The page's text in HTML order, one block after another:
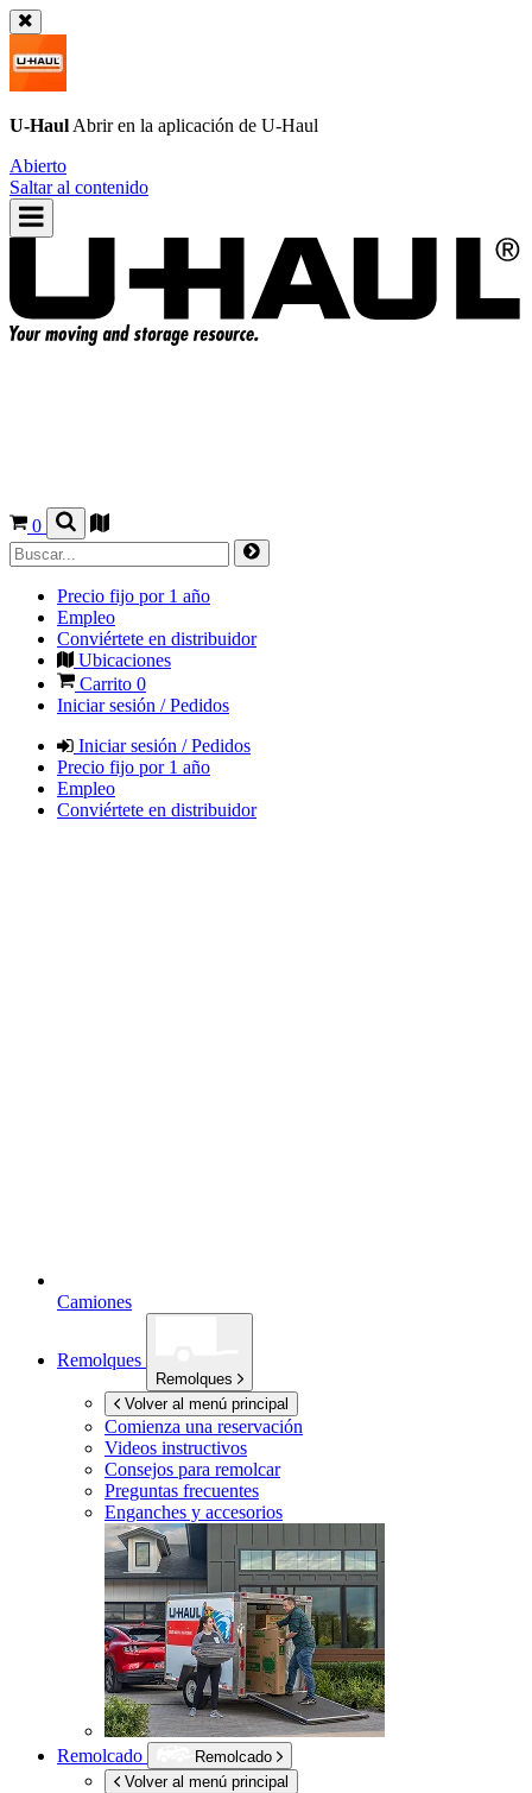
U-Haul Abrir en la aplicación de U-Haul
Abierto
Saltar al contenido
0
Precio fijo por 1 año
Empleo
Conviértete en distribuidor
Ubicaciones
Carrito 0
Iniciar sesión / Pedidos
Iniciar sesión / Pedidos
Precio fijo por 1 año
Empleo
Conviértete en distribuidor
Camiones
Remolques
Remolques
Volver al menú principal
Comienza una reservación
Videos instructivos
Consejos para remolcar
Preguntas frecuentes
Enganches y accesorios
Remolcado
Remolcado
Volver al menú principal